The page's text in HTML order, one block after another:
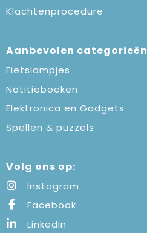
Klachtenprocedure
Aanbevolen categorieën
Fietslampjes
Notitieboeken
Elektronica en Gadgets
Spellen & puzzels
Volg ons op:
Instagram
Facebook
LinkedIn